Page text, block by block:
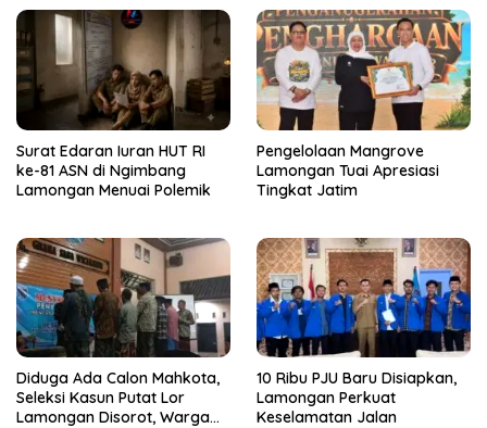
Surat Edaran Iuran HUT RI
ke-81 ASN di Ngimbang
Lamongan Menuai Polemik
Pengelolaan Mangrove
Lamongan Tuai Apresiasi
Tingkat Jatim
Diduga Ada Calon Mahkota,
Seleksi Kasun Putat Lor
Lamongan Disorot, Warga
10 Ribu PJU Baru Disiapkan,
Lamongan Perkuat
Keselamatan Jalan